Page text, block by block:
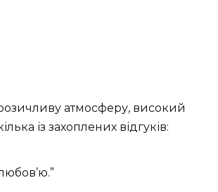
атмосферу, високий
із захоплених відгуків: